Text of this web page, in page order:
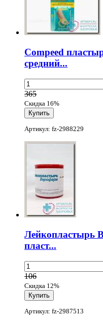
Compeed
средний...
365
Скидка 16%
Артикул: fz-2988229
Лейкопластырь
пласт...
106
Скидка 12%
Артикул: fz-2987513